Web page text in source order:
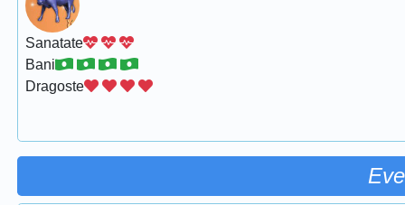
Sanatate
Bani
Dragoste